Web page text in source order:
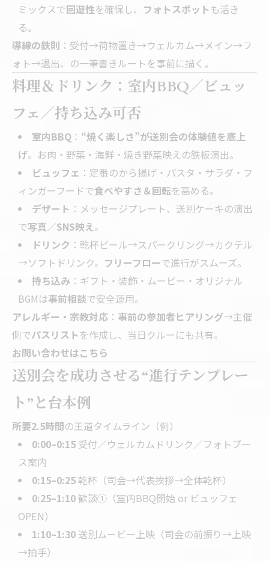
ミックスで回遊性を確保し、 フォトスポットも活き
る。
導線の鉄則 ：受付→荷物置き→ウェルカム→メイン→フ
ォト→退出、の一筆書きルートを事前に描く。
料理＆ドリンク：室内BBQ／ビュッ
フェ／持ち込み可否
室内BBQ ： “焼く楽しさ”が送別会の体験値を底上
げ。お肉・野菜・海鮮・焼き野菜映えの鉄板演出。
ビュッフェ ：定番のから揚げ・パスタ・サラダ・フ
ィンガーフードで食べやすさ＆回転を高める。
デザート ：メッセージプレート、送別ケーキの演出
で写真／SNS映え 。
ドリンク ：乾杯ビール→スパークリング→カクテル
→ソフトドリンク。 フリーフローで進行がスムーズ。
持ち込み ：ギフト・装飾・ムービー・オリジナル
BGMは事前相談で安全運用。
アレルギー・宗教対応 ： 事前の参加者ヒアリング→主催
側でパスリストを作成し、当日クルーにも共有。
お問い合わせはこちら
送別会を成功させる“進行テンプレー
ト”と台本例
所要2.5時間の王道タイムライン（例）
0:00–0:15受付／ウェルカムドリンク／フォトブー
ス案内
0:15–0:25乾杯（司会→代表挨拶→全体乾杯）
0:25–1:10歓談①（室内BBQ開始 or ビュッフェ
OPEN）
1:10–1:30送別ムービー上映（司会の前振り→上映
→拍手）